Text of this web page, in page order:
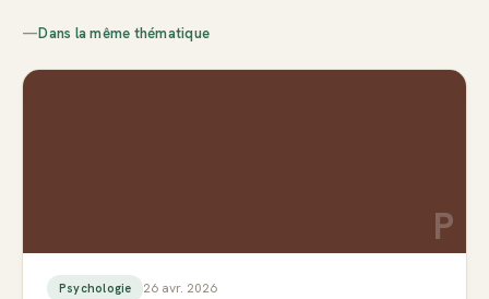
—Dans la même thématique
P
Psychologie 26 avr. 2026